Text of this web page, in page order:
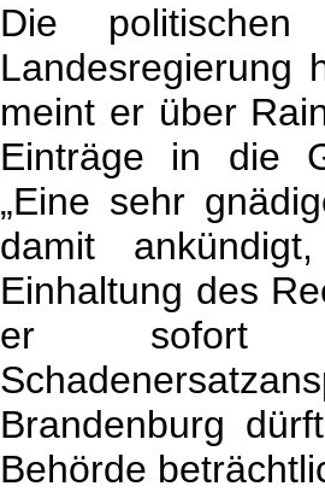
Die politischen
Landesregierung
meint er über
Einträge in die
„Eine sehr
damit
Einhaltung des
er sofort
Brandenburg
Behörde